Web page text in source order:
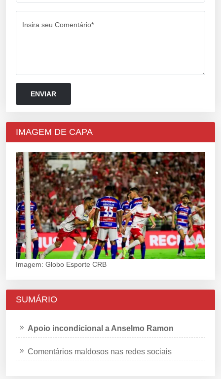
Insira seu Comentário*
IMAGEM DE CAPA
Imagem: Globo Esporte CRB
SUMÁRIO
Apoio incondicional a Anselmo Ramon
Comentários maldosos nas redes sociais